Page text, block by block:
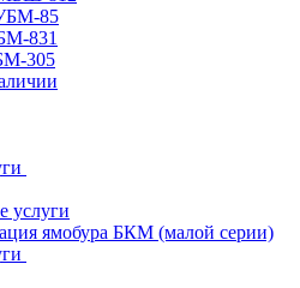
85
831
305
услуги
ямобура БКМ (малой серии)